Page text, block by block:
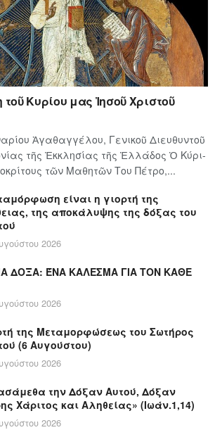
Κυρίου μας Ἰησοῦ Χριστοῦ
Ἀγαθαγγέλου, Γενικοῦ Διευθυντοῦ
τῆς Ἐκκλησίας τῆς Ἑλλάδος Ὁ Κύ­ρι­
τῶν Μα­θη­τῶν Του Πέ­τρο,...
είναι η γιορτή της
της αποκάλυψης της δόξας του
2026
ΔΟΞΑ: ΈΝΑ ΚΑΛΕΣΜΑ ΓΙΑ ΤΟΝ ΚΑΘΕ
2026
της Μεταμορφώσεως του Σωτήρος
(6 Αυγούστου)
2026
την Δόξαν Αυτού, Δόξαν
Χάριτος και Αληθείας» (Ιωάν.1,14)
2026